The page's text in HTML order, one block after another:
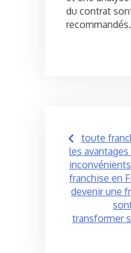
du contrat
recommandés.
Posttoute
les
franchise en
devenir une
transformer